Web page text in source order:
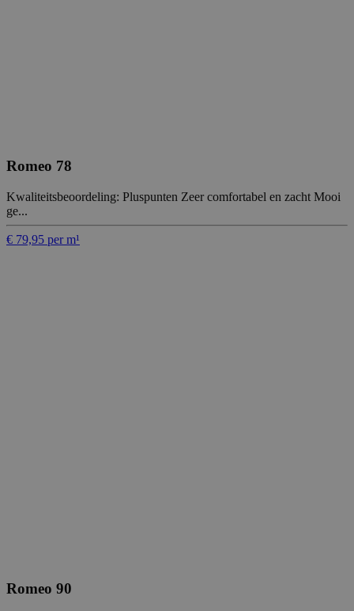
Romeo 78
Kwaliteitsbeoordeling: Pluspunten Zeer comfortabel en zacht Mooi
ge...
€ 79,95 per m¹
Romeo 90